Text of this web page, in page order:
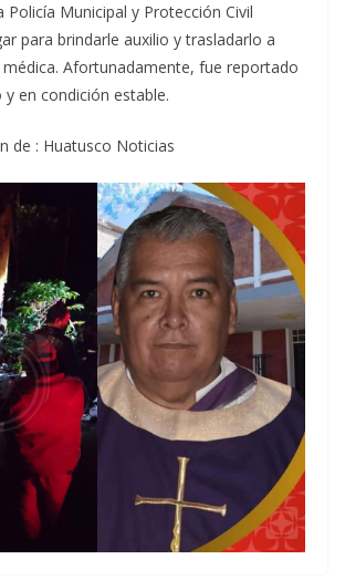
Policía Municipal y Protección Civil
para brindarle auxilio y trasladarlo a
Afortunadamente, fue reportado
en condición estable.
de : Huatusco Noticias